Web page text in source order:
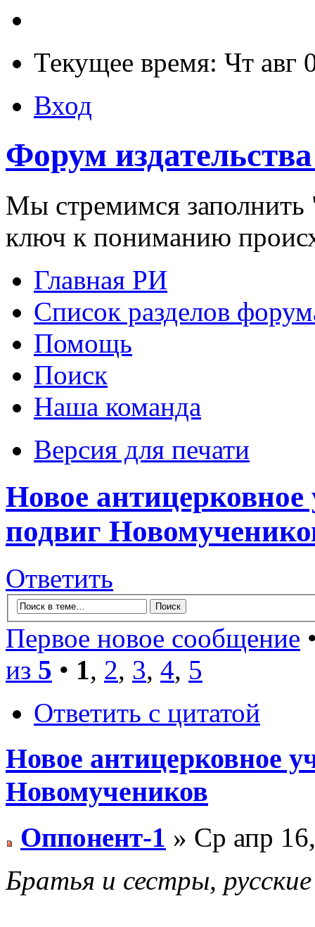
Текущее время: Чт авг
Вход
Форум
Мы стремимся заполнить
ключ к пониманию
Главная РИ
Список разделов
Помощь
Поиск
Наша команда
Версия для печати
Новое
подвиг
Ответить
Первое новое сообщение
из 5 • 1, 2, 3, 4, 5
Ответить с цитатой
Новое антицерковное
Новомучеников
Оппонент-1 » Ср апр
Братья и сестры,